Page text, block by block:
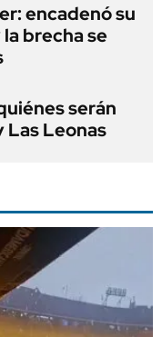
encadenó su
brecha se
serán
Las Leonas